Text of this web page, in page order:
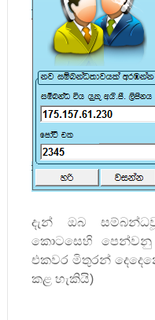
දැන් ඔබ
කොටසෙහි පෙන්වනු
එකවර මිතුරන්
කළ හැකියි)